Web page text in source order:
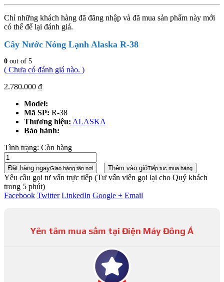
Chỉ những khách hàng đã đăng nhập và đã mua sản phẩm này mới
có thể để lại đánh giá.
Cây Nước Nóng Lạnh Alaska R-38
0 out of 5
( Chưa có đánh giá nào. )
2.780.000 ₫
Model:
Mã SP: R-38
Thương hiệu: ALASKA
Bảo hành:
Tình trạng: Còn hàng
Đặt hàng ngayGiao hàng tận nơi Thêm vào giỏTiếp tục mua hàng
Yêu cầu gọi tư vấn trực tiếp (Tư vấn viên gọi lại cho Quý khách
trong 5 phút)
Facebook Twitter LinkedIn Google + Email
Yên tâm mua sắm tại Điện Máy Đông Á